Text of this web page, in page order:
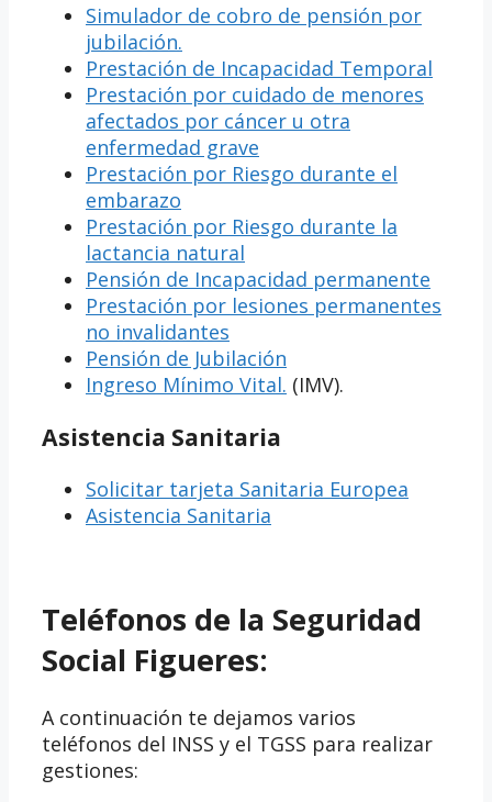
Simulador de cobro de pensión por
jubilación.
Prestación de Incapacidad Temporal
Prestación por cuidado de menores
afectados por cáncer u otra
enfermedad grave
Prestación por Riesgo durante el
embarazo
Prestación por Riesgo durante la
lactancia natural
Pensión de Incapacidad permanente
Prestación por lesiones permanentes
no invalidantes
Pensión de Jubilación
Ingreso Mínimo Vital. (IMV).
Asistencia Sanitaria
Solicitar tarjeta Sanitaria Europea
Asistencia Sanitaria
Teléfonos de la Seguridad
Social Figueres:
A continuación te dejamos varios
teléfonos del INSS y el TGSS para realizar
gestiones: